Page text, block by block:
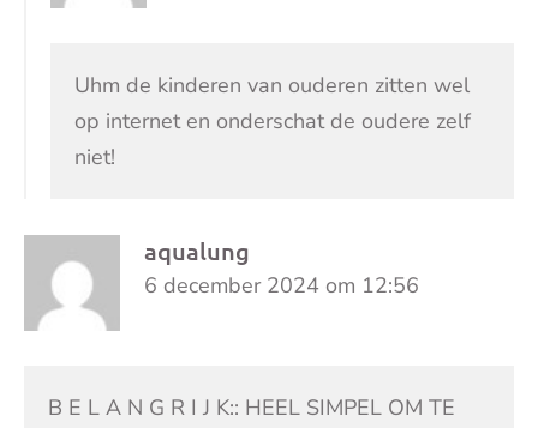
Uhm de kinderen van ouderen zitten wel
op internet en onderschat de oudere zelf
niet!
aqualung
6 december 2024 om 12:56
B E L A N G R I J K:: HEEL SIMPEL OM TE